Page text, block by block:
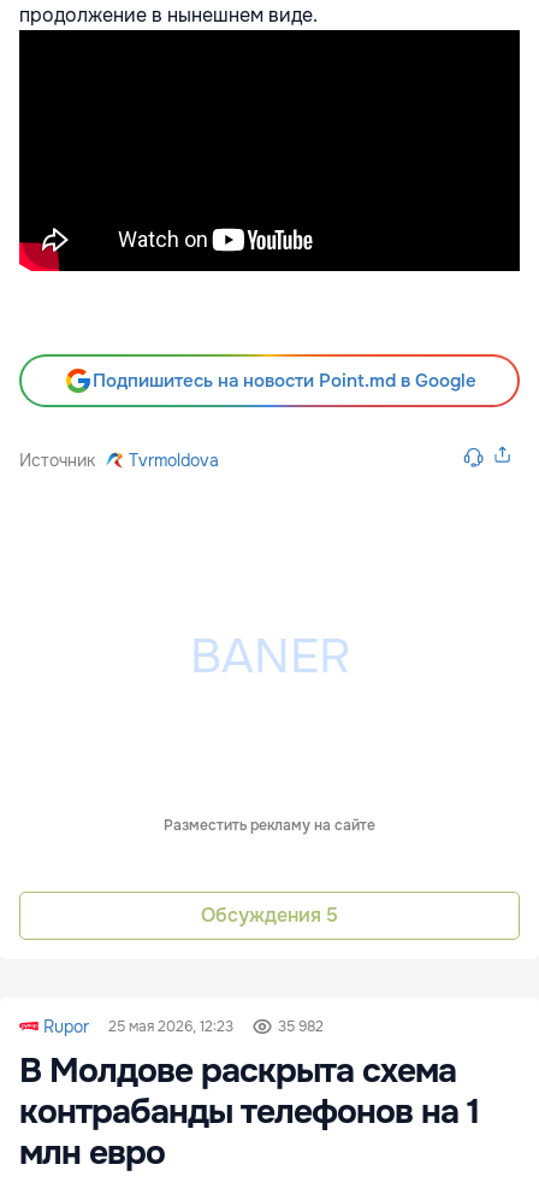
продолжение в нынешнем виде.
Подпишитесь на новости Point.md в Google
Источник Tvrmoldova
Разместить рекламу на сайте
Обсуждения 5
Rupor 25 мая 2026, 12:23 35 982
В Молдове раскрыта схема
контрабанды телефонов на 1
млн евро